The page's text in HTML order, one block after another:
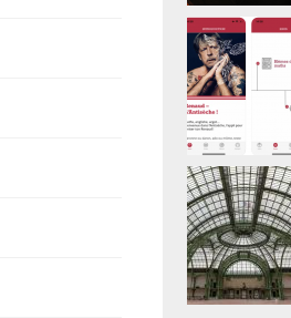
25.325
23.274
19.626
18.120
16.247